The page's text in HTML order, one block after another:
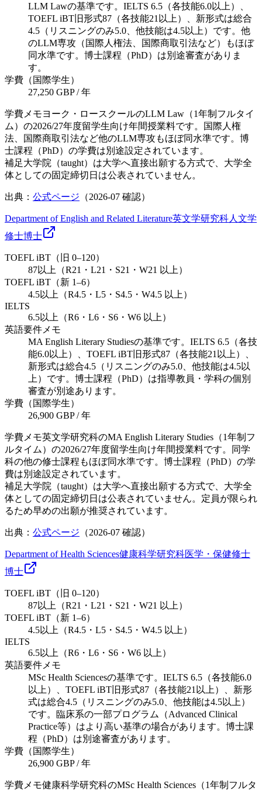
LLM Lawの基準です。IELTS 6.5（各技能6.0以上）、
TOEFL iBT旧形式87（各技能21以上）、新形式は総合
4.5（リスニングのみ5.0、他技能は4.5以上）です。他
のLLM専攻（国際人権法、国際商取引法など）もほぼ
同水準です。博士課程（PhD）は別途審査がありま
す。
学費（国際学生）
27,250 GBP / 年
学費メモヨーク・ロースクールのLLM Law（1年制フルタイ
ム）の2026/27年度留学生向け年間授業料です。国際人権
法、国際商取引法など他のLLM専攻もほぼ同水準です。博
士課程（PhD）の学費は別途設定されています。
補足大学院（taught）は大学へ直接出願する方式で、大学全
体としての固定締切日は公表されていません。
出典： 公式ページ （2026-07 確認）
Department of English and Related Literature英文学研究科人文学
修士博士
TOEFL iBT（旧 0–120）
87以上（R21・L21・S21・W21 以上）
TOEFL iBT（新 1–6）
4.5以上（R4.5・L5・S4.5・W4.5 以上）
IELTS
6.5以上（R6・L6・S6・W6 以上）
英語要件メモ
MA English Literary Studiesの基準です。IELTS 6.5（各技
能6.0以上）、TOEFL iBT旧形式87（各技能21以上）、
新形式は総合4.5（リスニングのみ5.0、他技能は4.5以
上）です。博士課程（PhD）は指導教員・学科の個別
審査が別途あります。
学費（国際学生）
26,900 GBP / 年
学費メモ英文学研究科のMA English Literary Studies（1年制フ
ルタイム）の2026/27年度留学生向け年間授業料です。同学
科の他の修士課程もほぼ同水準です。博士課程（PhD）の学
費は別途設定されています。
補足大学院（taught）は大学へ直接出願する方式で、大学全
体としての固定締切日は公表されていません。定員が限られ
るため早めの出願が推奨されています。
出典： 公式ページ （2026-07 確認）
Department of Health Sciences健康科学研究科医学・保健修士
博士
TOEFL iBT（旧 0–120）
87以上（R21・L21・S21・W21 以上）
TOEFL iBT（新 1–6）
4.5以上（R4.5・L5・S4.5・W4.5 以上）
IELTS
6.5以上（R6・L6・S6・W6 以上）
英語要件メモ
MSc Health Sciencesの基準です。IELTS 6.5（各技能6.0
以上）、TOEFL iBT旧形式87（各技能21以上）、新形
式は総合4.5（リスニングのみ5.0、他技能は4.5以上）
です。臨床系の一部プログラム（Advanced Clinical
Practice等）はより高い基準の場合があります。博士課
程（PhD）は別途審査があります。
学費（国際学生）
26,900 GBP / 年
学費メモ健康科学研究科のMSc Health Sciences（1年制フルタ